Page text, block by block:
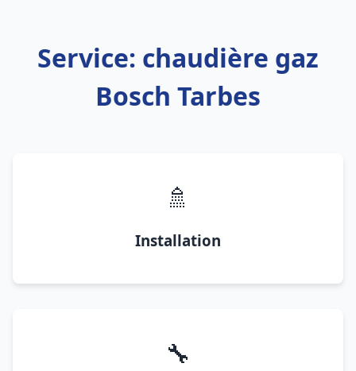
Service: chaudière gaz
Bosch Tarbes
🚿
Installation
🔧